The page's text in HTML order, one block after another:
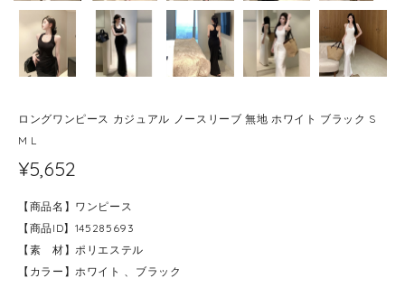
ロングワンピース カジュアル ノースリーブ 無地 ホワイト ブラック S
M L
¥5,652
【商品名】ワンピース
【商品ID】145285693
【素 材】ポリエステル
【カラー】ホワイト 、ブラック